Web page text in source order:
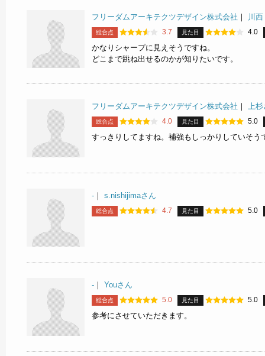
フリーダムアーキテクツデザイン株式会社 ｜ 川
総合点 3.7 見た目 4.0
かなりシャープに見えそうですね。
どこまで跳ね出せるのかが知りたいです。
フリーダムアーキテクツデザイン株式会社 ｜ 上
総合点 4.0 見た目 5.0
すっきりしてますね。補強もしっかりしていそう
- ｜ s.nishijimaさん
総合点 4.7 見た目 5.0
- ｜ Youさん
総合点 5.0 見た目 5.0
参考にさせていただきます。